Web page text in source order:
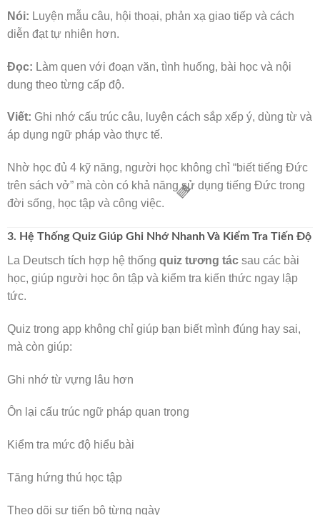
Nói: Luyện mẫu câu, hội thoại, phản xạ giao tiếp và cách
diễn đạt tự nhiên hơn.
Đọc: Làm quen với đoạn văn, tình huống, bài học và nội
dung theo từng cấp độ.
Viết: Ghi nhớ cấu trúc câu, luyện cách sắp xếp ý, dùng từ và
áp dụng ngữ pháp vào thực tế.
Nhờ học đủ 4 kỹ năng, người học không chỉ “biết tiếng Đức
trên sách vở” mà còn có khả năng sử dụng tiếng Đức trong
đời sống, học tập và công việc.
3. Hệ Thống Quiz Giúp Ghi Nhớ Nhanh Và Kiểm Tra Tiến Độ
La Deutsch tích hợp hệ thống quiz tương tác sau các bài
học, giúp người học ôn tập và kiểm tra kiến thức ngay lập
tức.
Quiz trong app không chỉ giúp bạn biết mình đúng hay sai,
mà còn giúp:
Ghi nhớ từ vựng lâu hơn
Ôn lại cấu trúc ngữ pháp quan trọng
Kiểm tra mức độ hiểu bài
Tăng hứng thú học tập
Theo dõi sự tiến bộ từng ngày